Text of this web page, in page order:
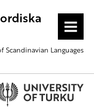
MENU
Scandinavian Languages